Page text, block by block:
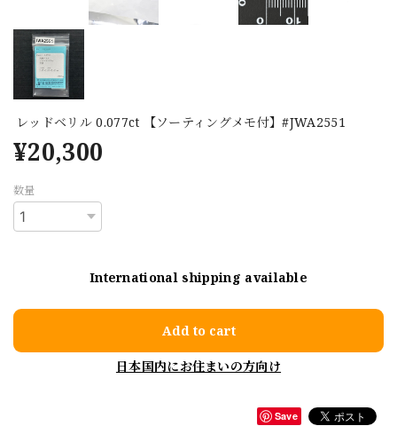
レッドベリル 0.077ct 【ソーティングメモ付】#JWA2551
¥20,300
数量
International shipping available
Add to cart
日本国内にお住まいの方向け
Save